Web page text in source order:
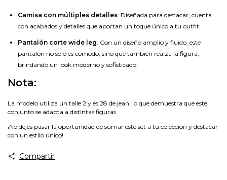
Camisa con múltiples detalles: Diseñada para destacar, cuenta
con acabados y detalles que aportan un toque único a tu outfit.
Pantalón corte wide leg: Con un diseño amplio y fluido, este
pantalón no solo es cómodo, sino que también realza la figura,
brindando un look moderno y sofisticado.
Nota:
La modelo utiliza un talle 2 y es 28 de jean, lo que demuestra que este
conjunto se adapta a distintas figuras.
¡No dejes pasar la oportunidad de sumar este set a tu colección y destacar
con un estilo único!
Compartir